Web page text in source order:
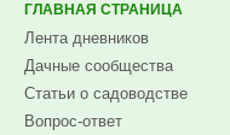
ГЛАВНАЯ СТРАНИЦА
Лента дневников
Дачные сообщества
Статьи о садоводстве
Вопрос-ответ